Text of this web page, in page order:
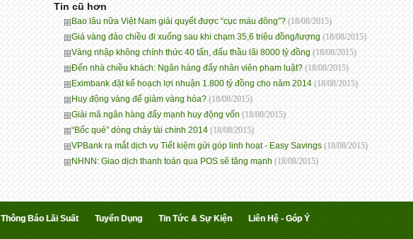
Tin cũ hơn
Bao lâu nữa Việt Nam giải quyết được “cục máu đông”?(18/08/2015)
Giá vàng đảo chiều đi xuống sau khi chạm 35,6 triệu đồng/lượng(18/08/2015)
Vàng nhập không chính thức 40 tấn, đấu thầu lãi 8000 tỷ đồng(18/08/2015)
Đến nhà chiều khách: Ngân hàng đẩy nhân viên phạm luật?(18/08/2015)
Eximbank đặt kế hoạch lợi nhuận 1.800 tỷ đồng cho năm 2014(18/08/2015)
Huy động vàng để giảm vàng hóa?(18/08/2015)
Giải mã ngân hàng đẩy mạnh huy động vốn(18/08/2015)
“Bốc quẻ” dòng chảy tài chính 2014(18/08/2015)
VPBank ra mắt dịch vụ Tiết kiệm gửi góp linh hoạt - Easy Savings(18/08/2015)
NHNN: Giao dịch thanh toán qua POS sẽ tăng mạnh(18/08/2015)
Thông Báo Lãi Suất Tuyển Dụng Tin Tức & Sự Kiện
Liên Hệ - Góp Ý